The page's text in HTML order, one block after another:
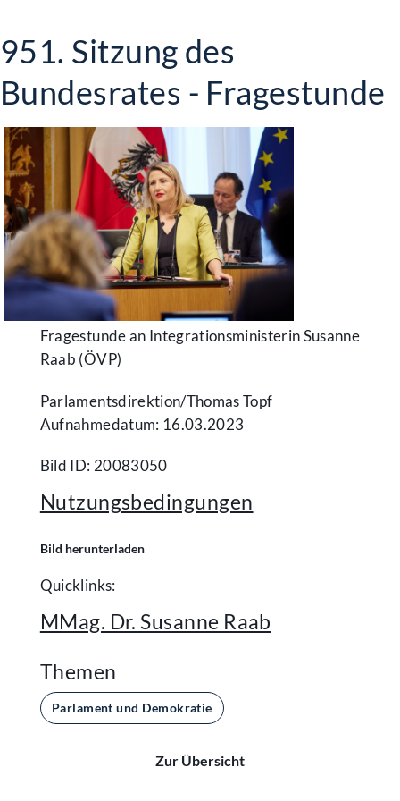
951. Sitzung des
Bundesrates - Fragestunde
Fragestunde an Integrationsministerin Susanne
Raab (ÖVP)
Parlamentsdirektion/​Thomas Topf
Aufnahmedatum: 16.03.2023
Bild ID: 20083050
Nutzungsbedingungen
Bild herunterladen
Quicklinks:
MMag. Dr. Susanne Raab
Themen
Parlament und Demokratie
Zur Übersicht